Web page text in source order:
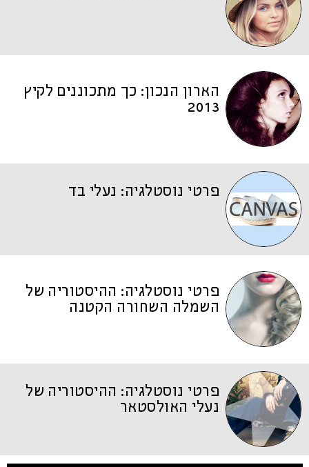
הארון הנכון: כך מתכוננים לקיץ
2013
פרטי נוסטלגיה: נעלי בד
פרטי נוסטלגיה: ההיסטוריה של
השמלה השחורה הקטנה
פרטי נוסטלגיה: ההיסטוריה של
נעלי האולסטאר